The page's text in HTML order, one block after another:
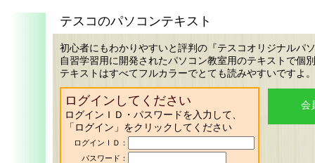
テスコのパソコンテキスト
初心者にもわかりやすいと評判の『テスコオリジナルパ
自習学習用に開発されたパソコン教室用のテキストで個
テキストはすべてフルカラーでとても読みやすいですよ。
ログインしてください
ログインＩＤ・パスワードを入力して、
「ログイン」をクリックしてください
ログインＩＤ：
パスワード：
会